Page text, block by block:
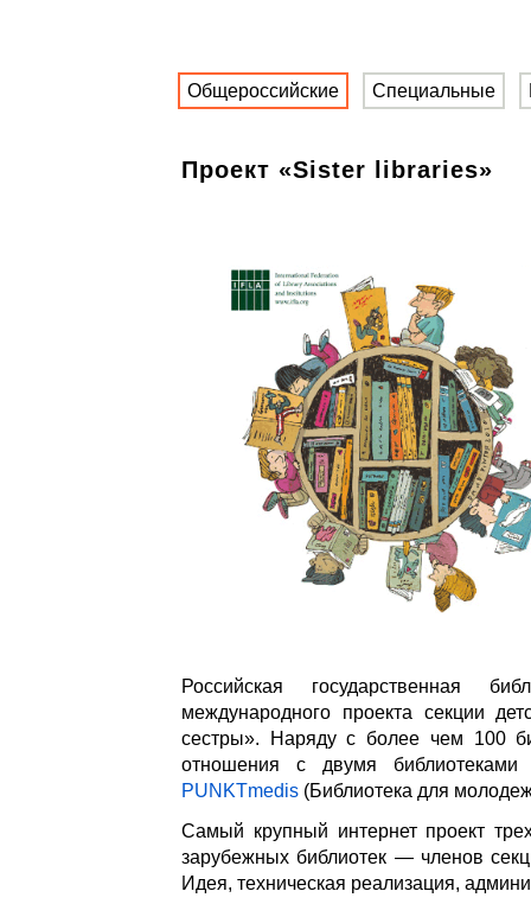
Общероссийские Специальные
Проект «Sister libraries»
Российская государственная
международного проекта секции
сестры». Наряду с более чем 100
отношения с двумя библиотеками
PUNKTmedis (Библиотека для
Самый крупный интернет проект
зарубежных библиотек — членов
Идея, техническая реализация,